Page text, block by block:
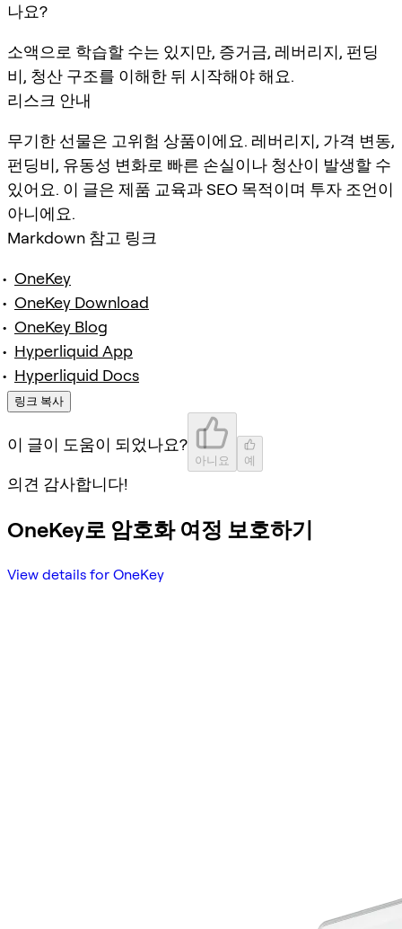
나요?
소액으로 학습할 수는 있지만, 증거금, 레버리지, 펀딩
비, 청산 구조를 이해한 뒤 시작해야 해요.
리스크 안내
무기한 선물은 고위험 상품이에요. 레버리지, 가격 변동,
펀딩비, 유동성 변화로 빠른 손실이나 청산이 발생할 수
있어요. 이 글은 제품 교육과 SEO 목적이며 투자 조언이
아니에요.
Markdown 참고 링크
OneKey
OneKey Download
OneKey Blog
Hyperliquid App
Hyperliquid Docs
링크 복사
이 글이 도움이 되었나요?
아니요 예
의견 감사합니다!
OneKey로 암호화 여정 보호하기
View details for OneKey